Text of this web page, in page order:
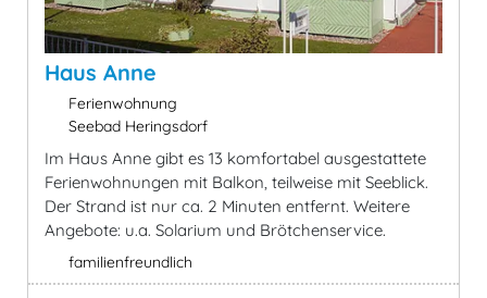
Haus Anne
Ferienwohnung
Seebad Heringsdorf
Im Haus Anne gibt es 13 komfortabel ausgestattete
Ferienwohnungen mit Balkon, teilweise mit Seeblick.
Der Strand ist nur ca. 2 Minuten entfernt. Weitere
Angebote: u.a. Solarium und Brötchenservice.
familienfreundlich